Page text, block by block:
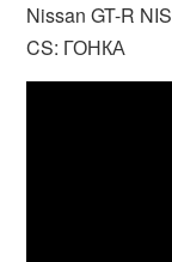
Nissan GT-R
CS: ГОНКА